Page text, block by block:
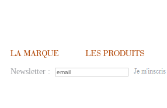
Newsletter :